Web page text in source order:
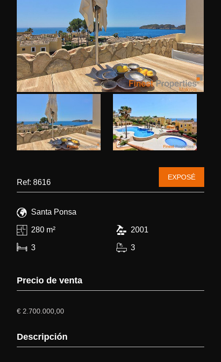
Ref: 8616
EXPOSÉ
Santa Ponsa
280 m² 2001
3 3
Precio de venta
€ 2.700.000,00
Descripción